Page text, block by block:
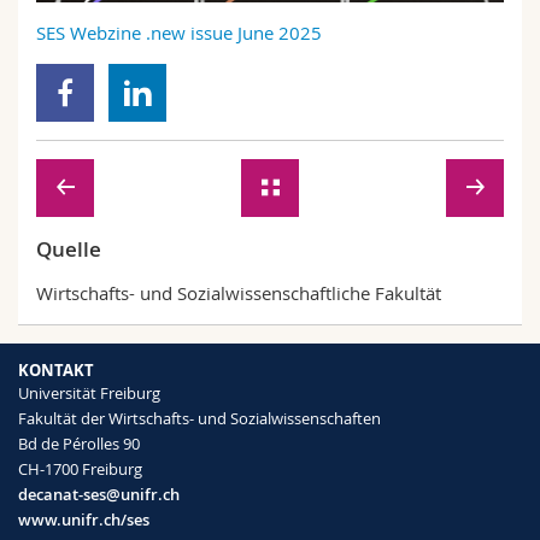
Interfakultär
Doktorierende
Vorlesungsverzeichnis
MyUnifr
SES Webzine .new issue June 2025
Quelle
Wirtschafts- und Sozialwissenschaftliche Fakultät
KONTAKT
Universität Freiburg
Fakultät der Wirtschafts- und Sozialwissenschaften
Bd de Pérolles 90
CH-1700 Freiburg
decanat-ses@unifr.ch
www.unifr.ch/ses